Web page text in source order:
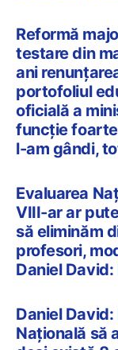
Reformă
testare din
ani
portofoliul
oficială a
funcție
l-am gândi,
Evaluarea
VIII-ar ar
să eliminăm
profesori,
Daniel
Daniel
Națională să